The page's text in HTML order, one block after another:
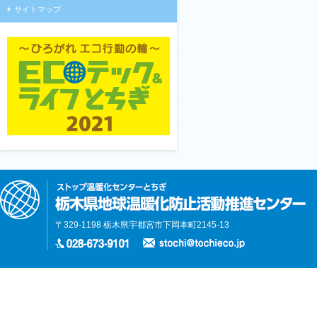
サイトマップ
〒329-1198 栃木県宇都宮市下岡本町2145-13